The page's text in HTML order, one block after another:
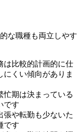
な職種も両立しやす
は比較的計画的に仕
くい傾向がありま
忙期は決まっている
です
張や転勤も少ないた
です